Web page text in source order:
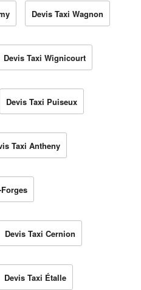
Devis Taxi Wagnon
Devis Taxi Wignicourt
Devis Taxi Puiseux
Taxi Antheny
Devis Taxi Cernion
Devis Taxi Étalle